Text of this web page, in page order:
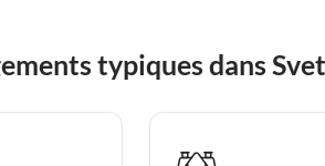
typiques dans